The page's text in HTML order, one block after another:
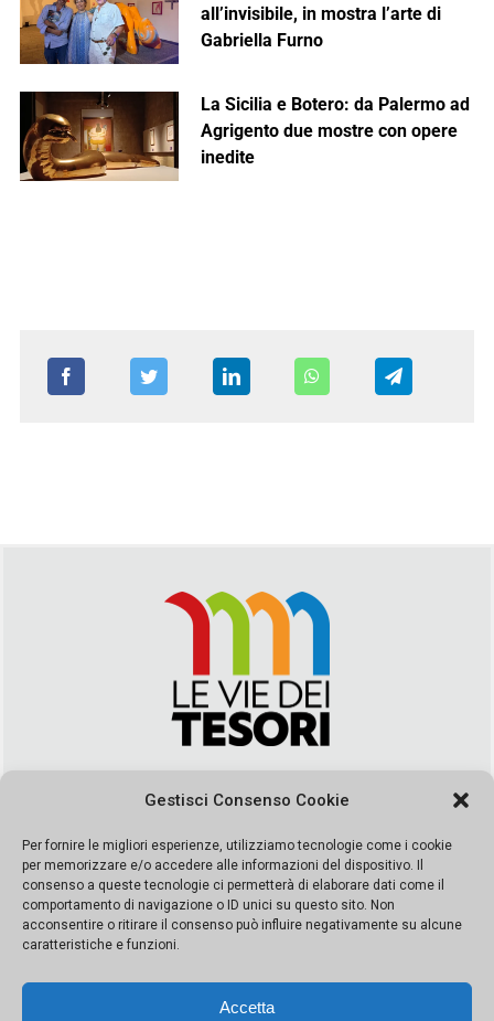
Gestisci Consenso Cookie
Per fornire le migliori esperienze, utilizziamo tecnologie come i cookie
per memorizzare e/o accedere alle informazioni del dispositivo. Il
consenso a queste tecnologie ci permetterà di elaborare dati come il
comportamento di navigazione o ID unici su questo sito. Non
acconsentire o ritirare il consenso può influire negativamente su alcune
caratteristiche e funzioni.
Accetta
all’invisibile, in mostra l’arte di
Gabriella Furno
La Sicilia e Botero: da Palermo ad
Agrigento due mostre con opere
inedite
segreteria@leviedeitesori.it
Direttore ResponsabileMarcello Barbaro – Aut. del tribunale di
Palermo n. 19 del 2017 iscrizione al roc numero 37003 Editore
Porta Felice Srl. Sede legale: Via Libertà 93 – 90143 Palermo
Società iscritta alla Camera di Commercio di Palermo Ufficio
065228208251 Capitale 10000 euro IV